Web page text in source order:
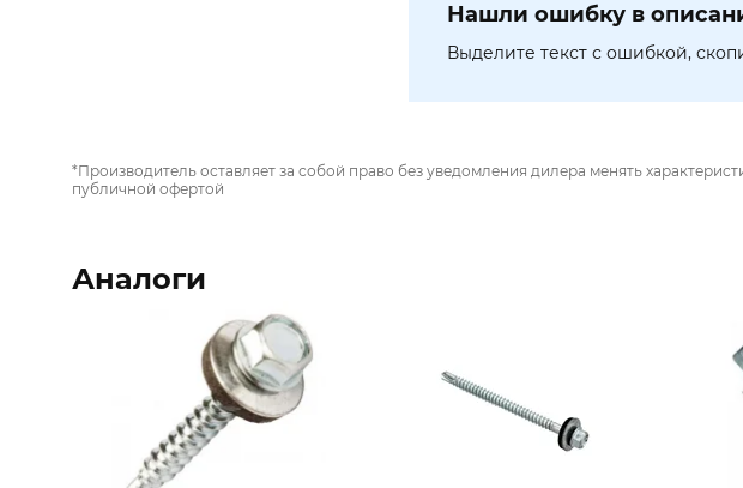
Нашли ошибку в
Выделите текст с ошибкой,
*Производитель оставляет за собой право без уведомления дилера менять
публичной офертой
Аналоги